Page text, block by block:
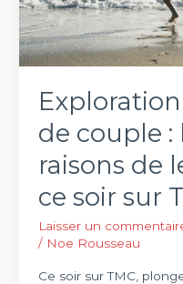
de couple :
raisons de
ce soir sur
Laisser un
/ Noe Rousseau
Ce soir sur TMC,